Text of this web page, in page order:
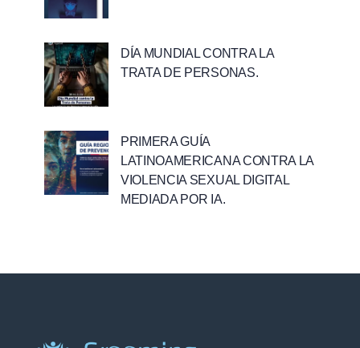
DÍA MUNDIAL CONTRA LA
TRATA DE PERSONAS.
PRIMERA GUÍA
LATINOAMERICANA CONTRA LA
VIOLENCIA SEXUAL DIGITAL
MEDIADA POR IA.